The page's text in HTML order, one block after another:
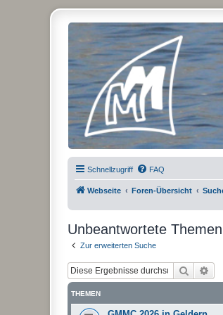
Micro Magic Forum
Schnellzugriff FAQ
Webseite Foren-Übersicht
Unbeantwortete Themen
Zur erweiterten Suche
Suche
THEMEN